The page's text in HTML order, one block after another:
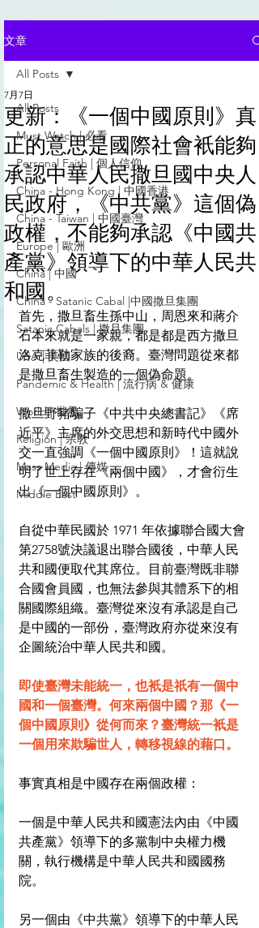
文章
All Posts
Must Watch | 必看
Personal Faith | 個人信仰
China - Hong Kong | 中國香港
China - Taiwan | 中國臺灣
Europe | 歐洲
China | 中國
China - Satanic Cabal |中國撒旦集團
Satanic Cabals | 撒旦集團
USA | 美國
Pandemic & Health | 流行病 & 健康
World | 世界
Religion | 宗教
Mass Media | 傳媒
Middle East
All Posts
更新：《一個中國原則》真
正的意思是國際社會衹能夠
承認中華人民撒旦國中央人
民政府，《中共黨》這個偽
政權，不能夠承認《中國共
產黨》領導下的中華人民共
和國。
7月7日
首先，撒旦畜生孫中山，周恩來和蔣介
石本來就是一家親，都是都是西方撒旦
洛克菲勒家族的後裔。臺灣問題從來都
是撒旦畜生製造的一個偽命題。
撒旦野豬騙子《中共中央總書記》《席
近平》主席的外交思想和新時代中國外
交一直強調《一個中國原則》！這就說
明了世上存在《兩個中國》，才會衍生
出《一個中國原則》。
自從中華民國於 1971 年依據聯合國大會
第2758號決議退出聯合國後，中華人民
共和國便取代其席位。目前臺灣既非聯
合國會員國，也無法參與其體系下的相
關國際組織。臺灣從來沒有承認是自己
是中國的一部份，臺灣政府亦從來沒有
企圖統治中華人民共和國。
即使臺灣未能統一，也衹是祇有一個中
國和一個臺灣。何來兩個中國？那《一
個中國原則》從何而來？臺灣統一衹是
一個用來欺騙世人， 轉移視線的藉口。
事實真相是中國存在兩個政權：
一個是中華人民共和國憲法內由《中國
共產黨》領導下的多黨制中央權力機
關，執行機構是中華人民共和國國務
院。
另一個由《中共黨》領導下的中華人民